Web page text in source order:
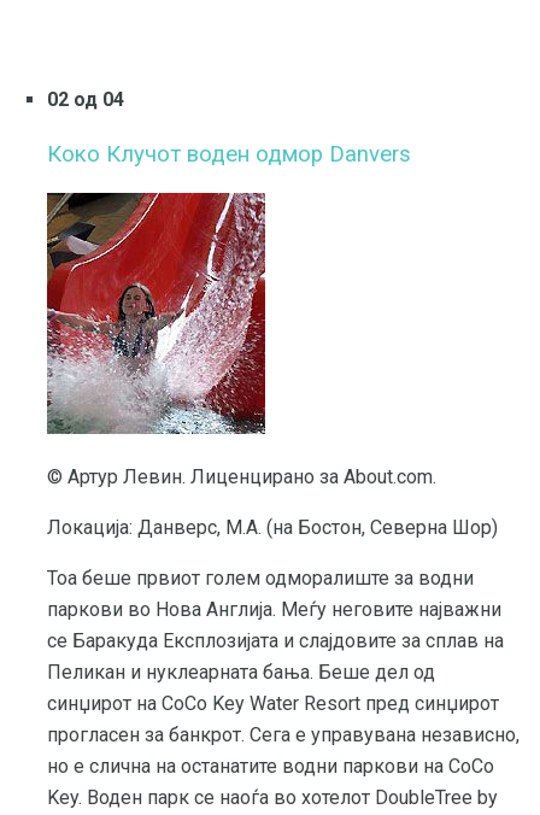
02 од 04
Коко Клучот воден одмор Danvers
© Артур Левин. Лиценцирано за About.com.
Локација: Данверс, М.А. (на Бостон, Северна Шор)
Тоа беше првиот голем одморалиште за водни
паркови во Нова Англија. Меѓу неговите најважни
се Баракуда Експлозијата и слајдовите за сплав на
Пеликан и нуклеарната бања. Беше дел од
синџирот на CoCo Key Water Resort пред синџирот
прогласен за банкрот. Сега е управувана независно,
но е слична на останатите водни паркови на CoCo
Key. Воден парк се наоѓа во хотелот DoubleTree by